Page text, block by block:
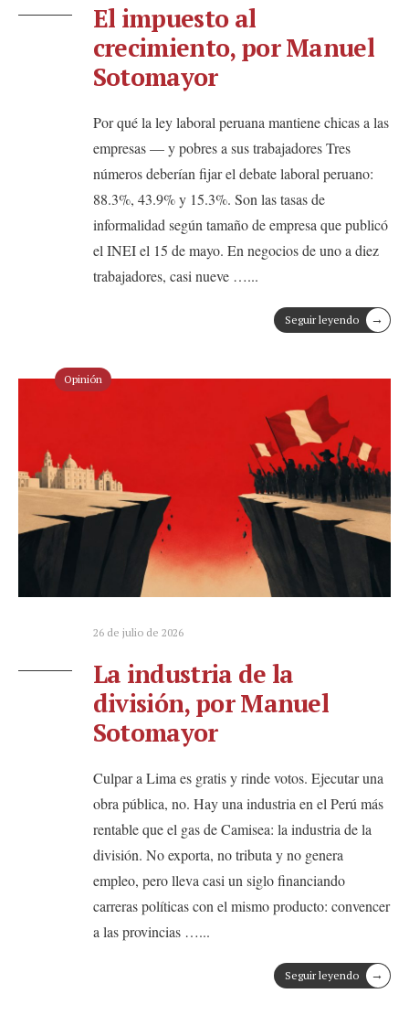
El impuesto al
crecimiento, por Manuel
Sotomayor
Por qué la ley laboral peruana mantiene chicas a las
empresas — y pobres a sus trabajadores Tres
números deberían fijar el debate laboral peruano:
88.3%, 43.9% y 15.3%. Son las tasas de
informalidad según tamaño de empresa que publicó
el INEI el 15 de mayo. En negocios de uno a diez
trabajadores, casi nueve …...
Seguir leyendo →
Opinión
26 de julio de 2026
La industria de la
división, por Manuel
Sotomayor
Culpar a Lima es gratis y rinde votos. Ejecutar una
obra pública, no. Hay una industria en el Perú más
rentable que el gas de Camisea: la industria de la
división. No exporta, no tributa y no genera
empleo, pero lleva casi un siglo financiando
carreras políticas con el mismo producto: convencer
a las provincias …...
Seguir leyendo →